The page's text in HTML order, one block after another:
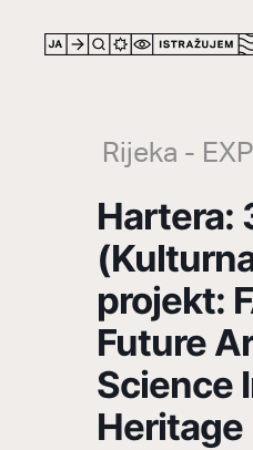
Rijeka -
Hartera:
projekt:
Future
Science
Heritage